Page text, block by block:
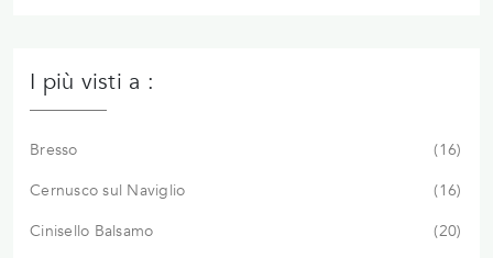
I più visti a :
Bresso
16
Cernusco sul Naviglio
16
Cinisello Balsamo
20